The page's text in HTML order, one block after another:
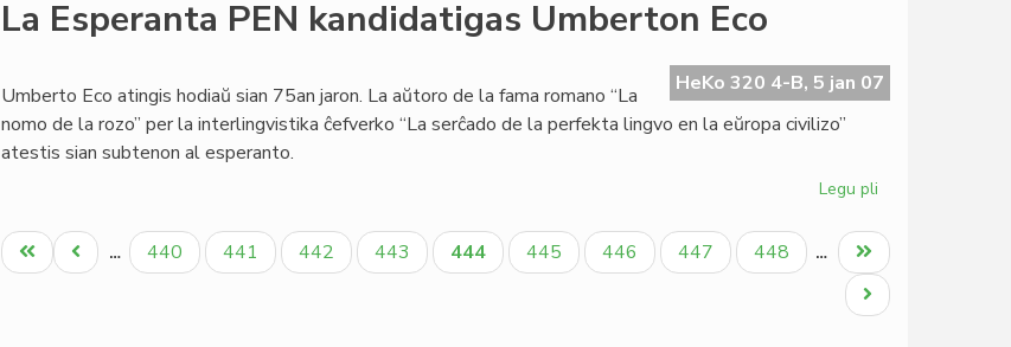
Esperantio
eblas
La Esperanta PEN kandidatigas Umberton Eco
HeKo 320 4-B, 5 jan 07
Umberto Eco atingis hodiaŭ sian 75an jaron. La aŭtoro de la fama romano “La
nomo de la rozo” per la interlingvistika ĉefverko “La serĉado de la perfekta lingvo en la eŭropa civilizo”
atestis sian subtenon al esperanto.
Legu pli
Esperanta
PEN
kandidatigas
Umberton
Pagination
Unua
paĝo
Antaŭa
paĝo
… Paĝo
440 Paĝo
441 Paĝo
442 Paĝo
443
Aktuala
paĝo
444 Paĝo
445 Paĝo
446 Paĝo
447 Paĝo
448 …
Last
page
Next
page